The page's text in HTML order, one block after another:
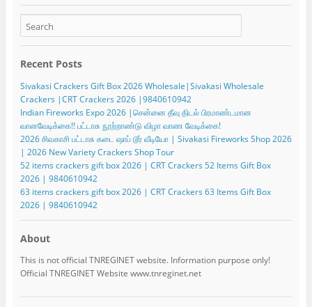
Recent Posts
Sivakasi Crackers Gift Box 2026 Wholesale|Sivakasi Wholesale
Crackers |CRT Crackers 2026 |9840610942
Indian Fireworks Expo 2026 |சென்னை தீவு திடல் பிரமாண்டமான
வானவேடிக்கை!! பட்டாசு நூற்றாண்டு விழா வாண வேடிக்கை!
2026 சிவகாசி பட்டாசு கடை ஷாப் டூர் வீடியோ | Sivakasi Fireworks Shop 2026
| 2026 New Variety Crackers Shop Tour
52 items crackers gift box 2026 | CRT Crackers 52 Items Gift Box
2026 | 9840610942
63 items crackers gift box 2026 | CRT Crackers 63 Items Gift Box
2026 | 9840610942
About
This is not official TNREGINET website. Information purpose only!
Official TNREGINET Website www.tnreginet.net